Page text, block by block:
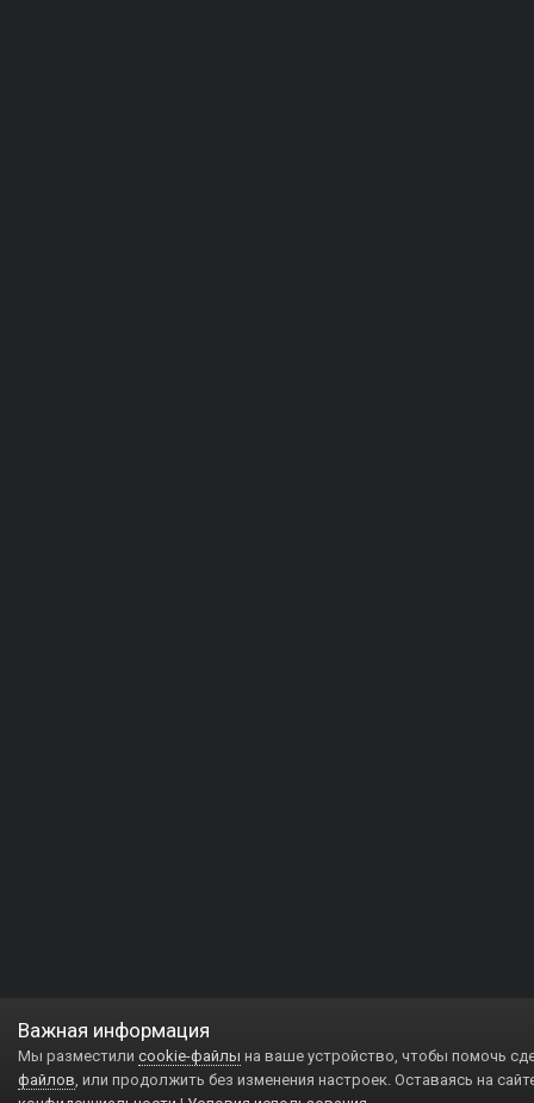
Важная информация
Мы разместили cookie-файлы на ваше устройство, чтобы помочь
файлов, или продолжить без изменения настроек. Оставаясь на